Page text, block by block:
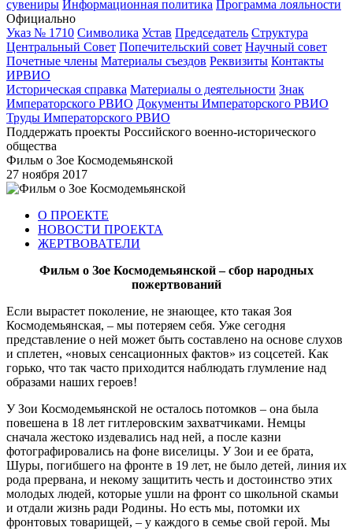
сувениры Информационная политика Программа лояльности
Официально
Указ № 1710 Символика Устав Председатель Структура
Центральный Совет Попечительский совет Научный совет
Почетные члены Материалы съездов Реквизиты Контакты
ИРВИО
Историческая справка Материалы о деятельности Знак
Императорского РВИО Документы Императорского РВИО
Труды Императорского РВИО
Поддержать проекты Российского военно-исторического
общества
Фильм о Зое Космодемьянской
27 ноября 2017
О ПРОЕКТЕ
НОВОСТИ ПРОЕКТА
ЖЕРТВОВАТЕЛИ
Фильм о Зое Космодемьянской – сбор народных
пожертвований
Если вырастет поколение, не знающее, кто такая Зоя
Космодемьянская, – мы потеряем себя. Уже сегодня
представление о ней может быть составлено на основе слухов
и сплетен, «новых сенсационных фактов» из соцсетей. Как
горько, что так часто приходится наблюдать глумление над
образами наших героев!
У Зои Космодемьянской не осталось потомков – она была
повешена в 18 лет гитлеровским захватчиками. Немцы
сначала жестоко издевались над ней, а после казни
фотографировались на фоне виселицы. У Зои и ее брата,
Шуры, погибшего на фронте в 19 лет, не было детей, линия их
рода прервана, и некому защитить честь и достоинство этих
молодых людей, которые ушли на фронт со школьной скамьи
и отдали жизнь ради Родины. Но есть мы, потомки их
фронтовых товарищей, – у каждого в семье свой герой. Мы